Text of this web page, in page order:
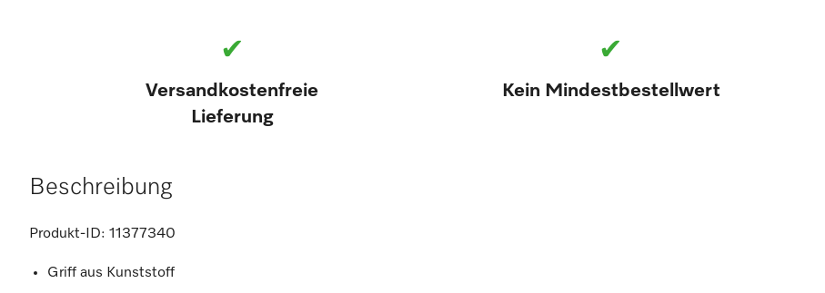
✔
Versandkostenfreie
Lieferung
✔
Kein Mindestbestellwert
Beschreibung
Produkt-ID: 11377340
Griff aus Kunststoff